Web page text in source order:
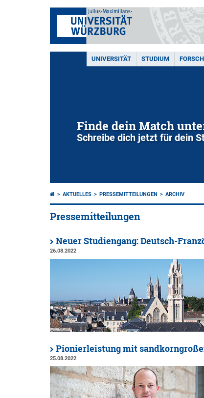
UNIVERSITÄT STUDIUM
Finde dein Match
Schreibe dich jetzt für dein
AKTUELLES PRESSEMITTEILUNGEN ARCHIV
Pressemitteilungen
Neuer Studiengang: Deutsch-
26.08.2022
Pionierleistung mit
25.08.2022